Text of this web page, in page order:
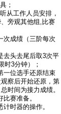
；
从工作人员安排，
旁观其他组,比赛
次成绩（三阶每次
去头去尾后取3次平
时3分钟）；
一位选手还原结束
察后开始还原，第
时间为接力成绩。
赛准备。
时器的操作。